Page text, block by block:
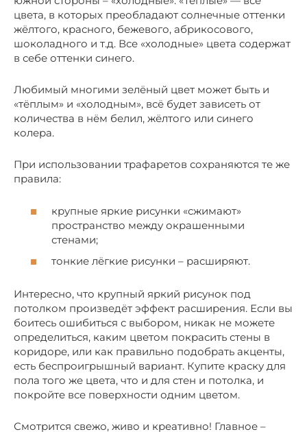
цвета, в которых преобладают солнечные оттенки
жёлтого, красного, бежевого, абрикосового,
шоколадного и т.д. Все «холодные» цвета содержат
в себе оттенки синего.
Любимый многими зелёный цвет может быть и
«тёплым» и «холодным», всё будет зависеть от
количества в нём белил, жёлтого или синего
колера.
При использовании трафаретов сохраняются те же
правила:
крупные яркие рисунки «сжимают»
пространство между окрашенными
стенами;
тонкие лёгкие рисунки – расширяют.
Интересно, что крупный яркий рисунок под
потолком произведёт эффект расширения. Если вы
боитесь ошибиться с выбором, никак не можете
определиться, каким цветом покрасить стены в
коридоре, или как правильно подобрать акценты,
есть беспроигрышный вариант. Купите краску для
пола того же цвета, что и для стен и потолка, и
покройте все поверхности одним цветом.
Смотрится свежо, живо и креативно! Главное –